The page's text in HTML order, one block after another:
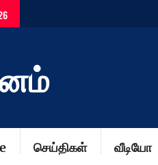
செய்திகள் வீடியோ